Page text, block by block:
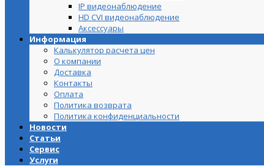
IP видеонаблюдение
HD CVI видеонаблюдение
Аксессуары
Информация
Калькулятор расчета цен
О компании
Доставка
Контакты
Оплата
Политика возврата
Политика конфиденциальности
Новости
Статьи
Сервис
Услуги